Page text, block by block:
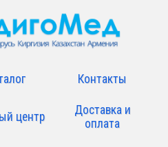
Контакты
центр
Доставка и
оплата